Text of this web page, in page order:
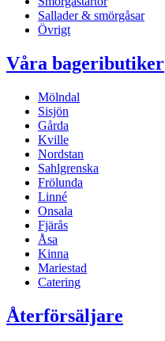
Sallader & smörgåsar
Övrigt
Våra bageributiker
Mölndal
Sisjön
Gårda
Kville
Nordstan
Sahlgrenska
Frölunda
Linné
Onsala
Fjärås
Åsa
Kinna
Mariestad
Catering
Återförsäljare